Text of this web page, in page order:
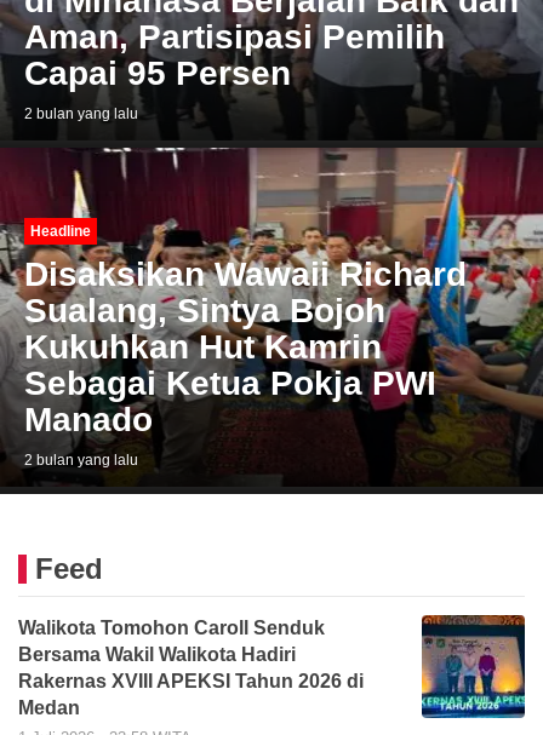
Aman, Partisipasi Pemilih
Capai 95 Persen
2 bulan yang lalu
Headline
Disaksikan Wawaii Richard
Sualang, Sintya Bojoh
Kukuhkan Hut Kamrin
Sebagai Ketua Pokja PWI
Manado
2 bulan yang lalu
Feed
Walikota Tomohon Caroll Senduk
Bersama Wakil Walikota Hadiri
Rakernas XVIII APEKSI Tahun 2026 di
Medan